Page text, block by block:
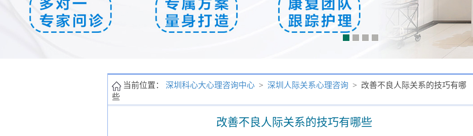
当前位置： 深圳科心大心理咨询中心 > 深圳人际关系心理咨询 > 改善不良人际关系的技巧有哪
些
改善不良人际关系的技巧有哪些